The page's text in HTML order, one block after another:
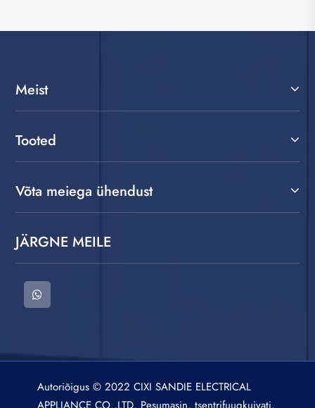
Meist
Tooted
Võta meiega ühendust
JÄRGNE MEILE
Autoriõigus © 2022 CIXI SANDIE ELECTRICAL